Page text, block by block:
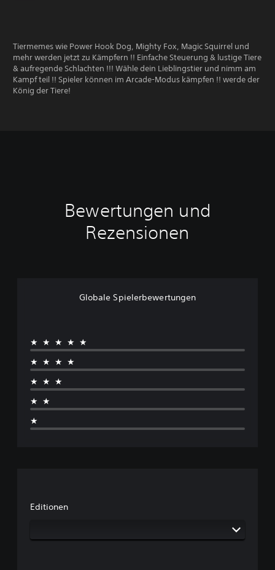
Tiermemes wie Power Hook Dog, Mighty Fox, Magic Squirrel und
mehr werden jetzt zu Kämpfern !! Einfache Steuerung & lustige Tiere
& aufregende Schlachten !!! Wähle dein Lieblingstier und nimm am
Kampf teil !! Spieler können im Arcade-Modus kämpfen !! werde der
König der Tiere!
Bewertungen und
Rezensionen
Globale Spielerbewertungen
★★★★★
★★★★
★★★
★★
★
Editionen